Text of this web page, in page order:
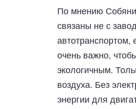
По мнению
связаны не с
очень важно,
экологичным.
воздуха. Без
энергии для